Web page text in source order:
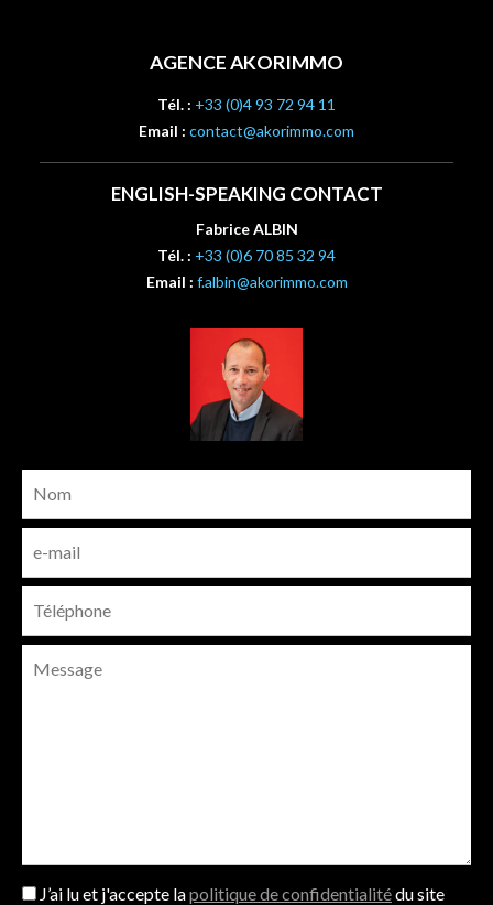
AGENCE AKORIMMO
Tél. : +33 (0)4 93 72 94 11
Email : contact@akorimmo.com
ENGLISH-SPEAKING CONTACT
Fabrice ALBIN
Tél. : +33 (0)6 70 85 32 94
Email : f.albin@akorimmo.com
J’ai lu et j'accepte lapolitique de confidentialitédu site